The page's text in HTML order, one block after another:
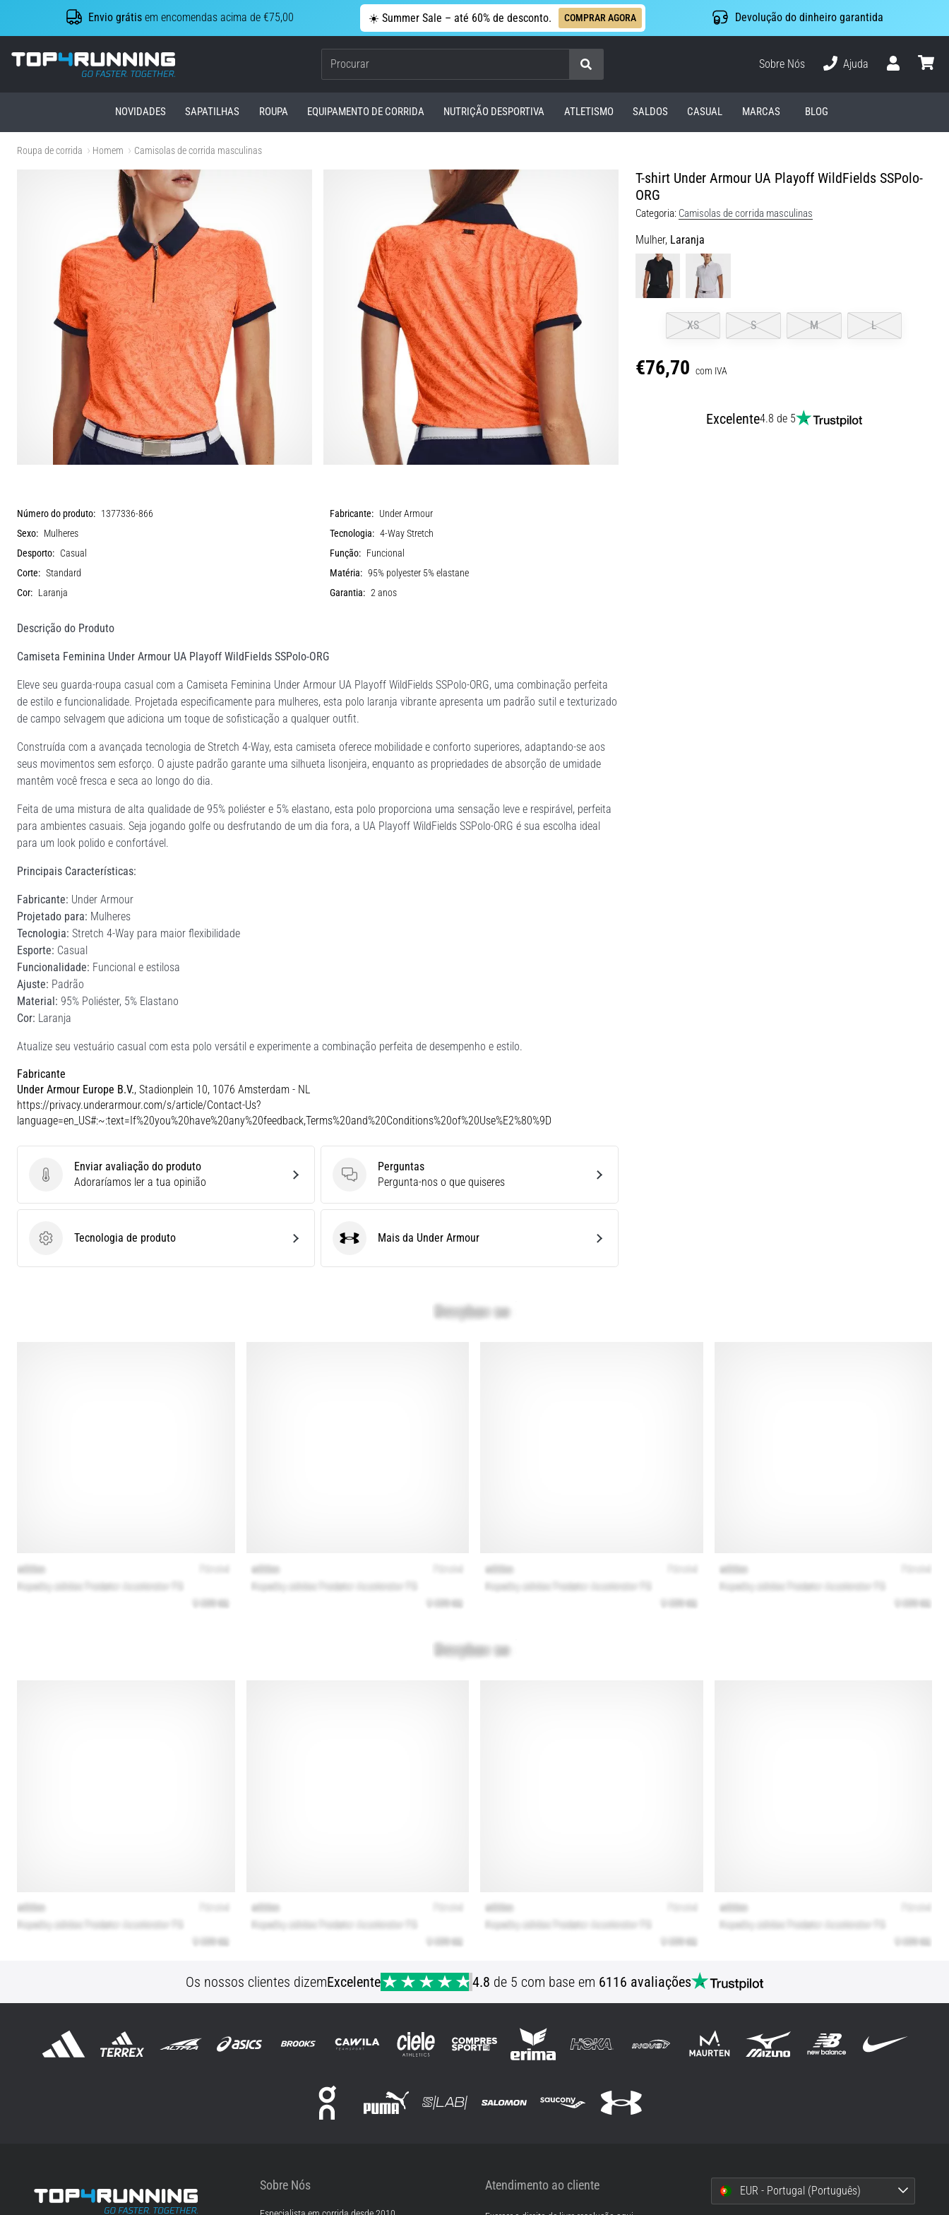
Envio grátis em encomendas acima de €75,00 ☀️ Summer Sale – até 60% de desconto. COMPRAR AGORA Devolução do dinheiro garantida
Top4Running.pt
Procurar
Sobre Nós
Ajuda
NOVIDADES SAPATILHAS ROUPA EQUIPAMENTO DE CORRIDA NUTRIÇÃO DESPORTIVA ATLETISMO SALDOS CASUAL MARCAS BLOG
Roupa de corrida Homem Camisolas de corrida masculinas
T-shirt Under Armour UA Playoff WildFields SSPolo-
ORG
Categoria: Camisolas de corrida masculinas
Mulher, Laranja
XS S M L
€76,70 com IVA
Excelente4.8 de 5
Número do produto: 1377336-866 Fabricante: Under Armour
Sexo: Mulheres Tecnologia: 4-Way Stretch
Desporto: Casual Função: Funcional
Corte: Standard Matéria: 95% polyester 5% elastane
Cor: Laranja Garantia: 2 anos
Descrição do Produto
Camiseta Feminina Under Armour UA Playoff WildFields SSPolo-ORG
Eleve seu guarda-roupa casual com a Camiseta Feminina Under Armour UA Playoff WildFields SSPolo-ORG, uma combinação perfeita
de estilo e funcionalidade. Projetada especificamente para mulheres, esta polo laranja vibrante apresenta um padrão sutil e texturizado
de campo selvagem que adiciona um toque de sofisticação a qualquer outfit.
Construída com a avançada tecnologia de Stretch 4-Way, esta camiseta oferece mobilidade e conforto superiores, adaptando-se aos
seus movimentos sem esforço. O ajuste padrão garante uma silhueta lisonjeira, enquanto as propriedades de absorção de umidade
mantêm você fresca e seca ao longo do dia.
Feita de uma mistura de alta qualidade de 95% poliéster e 5% elastano, esta polo proporciona uma sensação leve e respirável, perfeita
para ambientes casuais. Seja jogando golfe ou desfrutando de um dia fora, a UA Playoff WildFields SSPolo-ORG é sua escolha ideal
para um look polido e confortável.
Principais Características:
Fabricante: Under Armour
Projetado para: Mulheres
Tecnologia: Stretch 4-Way para maior flexibilidade
Esporte: Casual
Funcionalidade: Funcional e estilosa
Ajuste: Padrão
Material: 95% Poliéster, 5% Elastano
Cor: Laranja
Atualize seu vestuário casual com esta polo versátil e experimente a combinação perfeita de desempenho e estilo.
Fabricante
Under Armour Europe B.V., Stadionplein 10, 1076 Amsterdam - NL
https://privacy.underarmour.com/s/article/Contact-Us?
language=en_US#:~:text=If%20you%20have%20any%20feedback,Terms%20and%20Conditions%20of%20Use%E2%80%9D
Enviar avaliação do produto
Enviar avaliação do produto
Adoraríamos ler a tua opinião
Perguntas
Perguntas
Pergunta-nos o que quiseres
Tecnologia de produto
Tecnologia de produto Under ArmourMais da Under Armour
Os nossos clientes dizemExcelente 4.8 de 5 com base em 6116 avaliações
Sobre Nós Atendimento ao cliente EUR - Portugal (Português)